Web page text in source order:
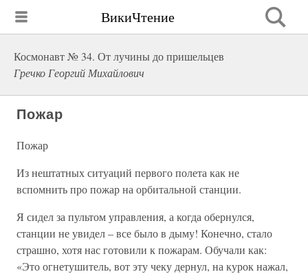
ВикиЧтение
Космонавт № 34. От лучины до пришельцев
Гречко Георгий Михайлович
Пожар
Пожар
Из нештатных ситуаций первого полета как не
вспомнить про пожар на орбитальной станции.
Я сидел за пультом управления, а когда обернулся,
станции не увидел – все было в дыму! Конечно, стало
страшно, хотя нас готовили к пожарам. Обучали как:
«Это огнетушитель, вот эту чеку дернул, на курок нажал,